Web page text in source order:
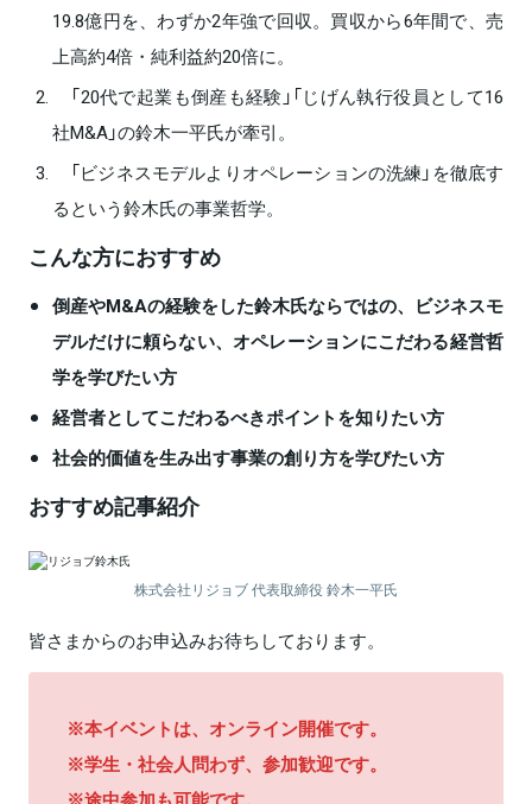
19.8億円を、わずか2年強で回収。買収から6年間で、売
上高約4倍・純利益約20倍に。
「20代で起業も倒産も経験」「じげん執行役員として16
社M&A」の鈴木一平氏が牽引。
「ビジネスモデルよりオペレーションの洗練」を徹底す
るという鈴木氏の事業哲学。
こんな方におすすめ
倒産やM&Aの経験をした鈴木氏ならではの、ビジネスモ
デルだけに頼らない、オペレーションにこだわる経営哲
学を学びたい方
経営者としてこだわるべきポイントを知りたい方
社会的価値を生み出す事業の創り方を学びたい方
おすすめ記事紹介
株式会社リジョブ 代表取締役 鈴木一平氏
皆さまからのお申込みお待ちしております。
※本イベントは、オンライン開催です。
※学生・社会人問わず、参加歓迎です。
※途中参加も可能です。